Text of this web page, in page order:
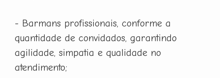
- Barmans profissionais, conforme a
quantidade de convidados, garantindo
agilidade, simpatia e qualidade no
atendimento;